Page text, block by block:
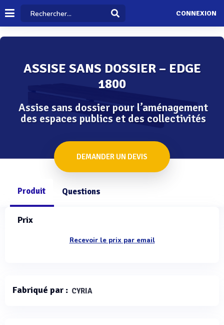
CONNEXION
ASSISE SANS DOSSIER – EDGE
1800
Assise sans dossier pour l’aménagement
des espaces publics et des collectivités
DEMANDER UN DEVIS
Produit Questions
Prix
Recevoir le prix par email
Fabriqué par : CYRIA